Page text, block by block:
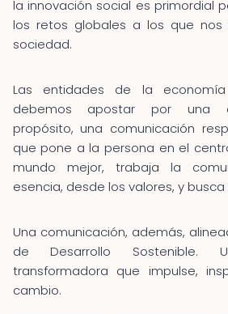
la innovación social es primordial
los retos globales a los que nos
sociedad.
Las entidades de la
debemos apostar por una
propósito, una comunicación
que pone a la persona en el
mundo mejor, trabaja la
esencia, desde los valores, y
Una comunicación, además,
de Desarrollo Sostenible.
transformadora que impulse,
cambio.